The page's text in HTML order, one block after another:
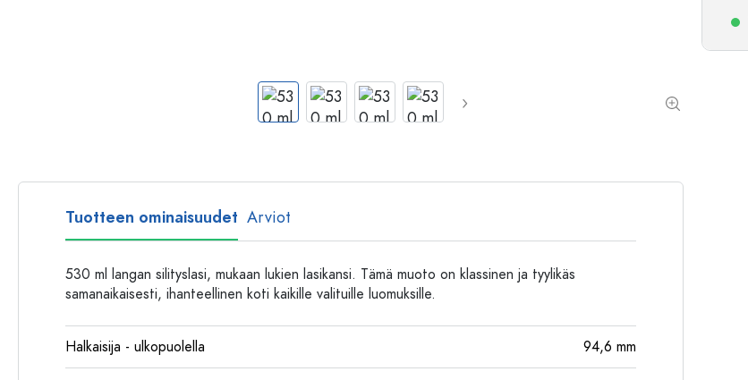
Tuotteen ominaisuudet Arviot
530 ml langan silityslasi, mukaan lukien lasikansi. Tämä muoto on klassinen ja tyylikäs
samanaikaisesti, ihanteellinen koti kaikille valituille luomuksille.
Halkaisija - ulkopuolella 94,6 mm